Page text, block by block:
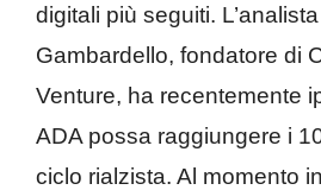
digitali più seguiti.
Gambardello, fondatore di
Venture, ha recentemente
ADA possa raggiungere i
ciclo rialzista. Al momento